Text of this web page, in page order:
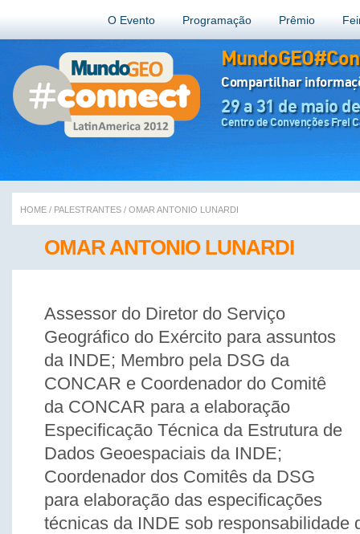
O Evento Programação Prêmio
Compartilhar
29 a 31 de maio
Centro de Convenções Frei
OMAR ANTONIO LUNARDI
HOME / PALESTRANTES / OMAR ANTONIO LUNARDI
Assessor do Diretor do Serviço
Geográfico do Exército para assuntos
da INDE; Membro pela DSG da
CONCAR e Coordenador do Comitê
da CONCAR para a elaboração
Especificação Técnica da Estrutura de
Dados Geoespaciais da INDE;
Coordenador dos Comitês da DSG
para elaboração das especificações
técnicas da INDE sob responsabilidade